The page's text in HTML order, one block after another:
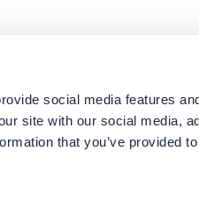
social media features
site with our social media,
that you’ve provided